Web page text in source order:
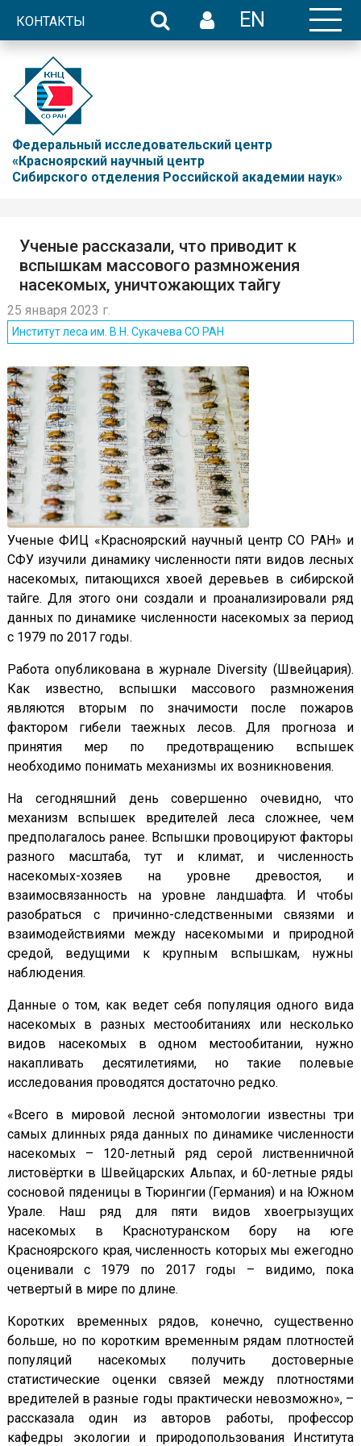
КОНТАКТЫ EN
Федеральный исследовательский центр
«Красноярский научный центр
Сибирского отделения Российской академии наук»
Ученые рассказали, что приводит к
вспышкам массового размножения
насекомых, уничтожающих тайгу
25 января 2023 г.
Институт леса им. В.Н. Сукачева СО РАН
Ученые ФИЦ «Красноярский научный центр СО РАН» и
СФУ изучили динамику численности пяти видов лесных
насекомых, питающихся хвоей деревьев в сибирской
тайге. Для этого они создали и проанализировали ряд
данных по динамике численности насекомых за период
с 1979 по 2017 годы.
Работа опубликована в журнале Diversity (Швейцария).
Как известно, вспышки массового размножения
являются вторым по значимости после пожаров
фактором гибели таежных лесов. Для прогноза и
принятия мер по предотвращению вспышек
необходимо понимать механизмы их возникновения.
На сегодняшний день совершенно очевидно, что
механизм вспышек вредителей леса сложнее, чем
предполагалось ранее. Вспышки провоцируют факторы
разного масштаба, тут и климат, и численность
насекомых-хозяев на уровне древостоя, и
взаимосвязанность на уровне ландшафта. И чтобы
разобраться с причинно-следственными связями и
взаимодействиями между насекомыми и природной
средой, ведущими к крупным вспышкам, нужны
наблюдения.
Данные о том, как ведет себя популяция одного вида
насекомых в разных местообитаниях или несколько
видов насекомых в одном местообитании, нужно
накапливать десятилетиями, но такие полевые
исследования проводятся достаточно редко.
«Всего в мировой лесной энтомологии известны три
самых длинных ряда данных по динамике численности
насекомых – 120-летный ряд серой лиственничной
листовёртки в Швейцарских Альпах, и 60-летные ряды
сосновой пяденицы в Тюрингии (Германия) и на Южном
Урале. Наш ряд для пяти видов хвоегрызущих
насекомых в Краснотуранском бору на юге
Красноярского края, численность которых мы ежегодно
оценивали с 1979 по 2017 годы – видимо, пока
четвертый в мире по длине.
Коротких временных рядов, конечно, существенно
больше, но по коротким временным рядам плотностей
популяций насекомых получить достоверные
статистические оценки связей между плотностями
вредителей в разные годы практически невозможно», –
рассказала один из авторов работы, профессор
кафедры экологии и природопользования Института